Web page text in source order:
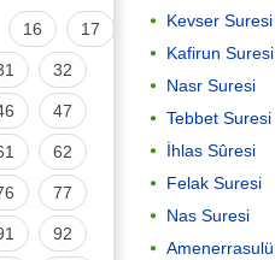
16 17
32
47
62
77
92
Kevser Suresi
Kafirun Suresi
Nasr Suresi
Tebbet Suresi
İhlas Sûresi
Felak Suresi
Nas Suresi
Amenerrasulü